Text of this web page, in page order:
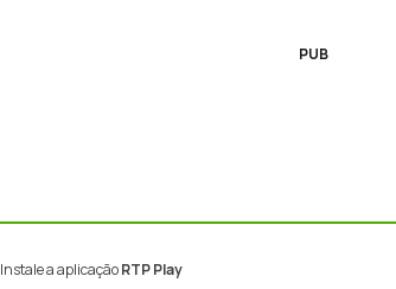
PUB
Instale a aplicaçãoRTP Play